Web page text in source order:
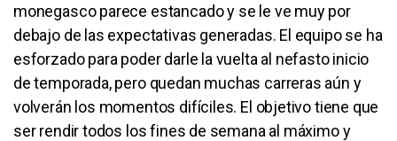
monegasco parece estancado y se le ve muy por
debajo de las expectativas generadas. El equipo se ha
esforzado para poder darle la vuelta al nefasto inicio
de temporada, pero quedan muchas carreras aún y
volverán los momentos difíciles. El objetivo tiene que
ser rendir todos los fines de semana al máximo y